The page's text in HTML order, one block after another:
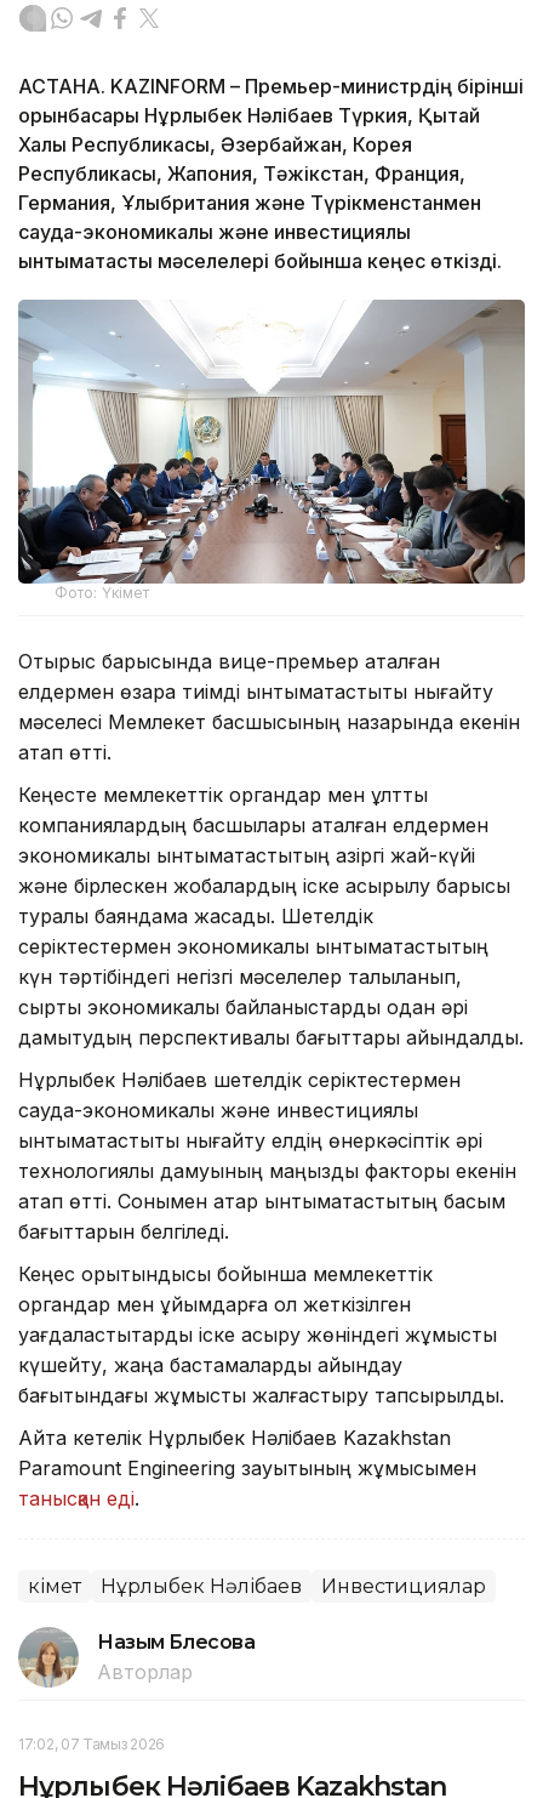
АСТАНА. KAZINFORM – Премьер-министрдің бірінші
орынбасары Нұрлыбек Нәлібаев Түркия, Қытай
Халық Республикасы, Әзербайжан, Корея
Республикасы, Жапония, Тәжікстан, Франция,
Германия, Ұлыбритания және Түрікменстанмен
сауда-экономикалық және инвестициялық
ынтымақтастық мәселелері бойынша кеңес өткізді.
Фото: Үкімет
Отырыс барысында вице-премьер аталған
елдермен өзара тиімді ынтымақтастықты нығайту
мәселесі Мемлекет басшысының назарында екенін
атап өтті.
Кеңесте мемлекеттік органдар мен ұлттық
компаниялардың басшылары аталған елдермен
экономикалық ынтымақтастықтың қазіргі жай-күйі
және бірлескен жобалардың іске асырылу барысы
туралы баяндама жасады. Шетелдік
серіктестермен экономикалық ынтымақтастықтың
күн тәртібіндегі негізгі мәселелер талқыланып,
сыртқы экономикалық байланыстарды одан әрі
дамытудың перспективалы бағыттары айқындалды.
Нұрлыбек Нәлібаев шетелдік серіктестермен
сауда-экономикалық және инвестициялық
ынтымақтастықты нығайту елдің өнеркәсіптік әрі
технологиялық дамуының маңызды факторы екенін
атап өтті. Сонымен қатар ынтымақтастықтың басым
бағыттарын белгіледі.
Кеңес қорытындысы бойынша мемлекеттік
органдар мен ұйымдарға қол жеткізілген
уағдаластықтарды іске асыру жөніндегі жұмысты
күшейту, жаңа бастамаларды айқындау
бағытындағы жұмысты жалғастыру тапсырылды.
Айта кетелік Нұрлыбек Нәлібаев Kazakhstan
Paramount Engineering зауытының жұмысымен
танысқан еді.
Үкімет Нұрлыбек Нәлібаев Инвестициялар
Назым Бөлесова
Авторлар
17:02, 07 Тамыз 2026
Нұрлыбек Нәлібаев Kazakhstan